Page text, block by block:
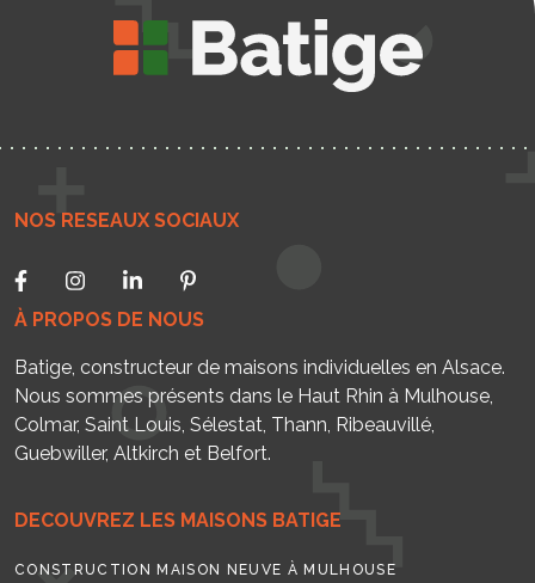
À PROPOS DE NOUS
Batige, constructeur de maisons individuelles en Alsace.
Nous sommes présents dans le Haut Rhin à Mulhouse,
Colmar, Saint Louis, Sélestat, Thann, Ribeauvillé,
Guebwiller, Altkirch et Belfort.
NOS RESEAUX SOCIAUX
DECOUVREZ LES MAISONS BATIGE
CONSTRUCTION MAISON NEUVE À MULHOUSE